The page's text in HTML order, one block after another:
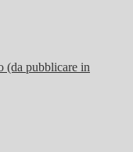
(da pubblicare in